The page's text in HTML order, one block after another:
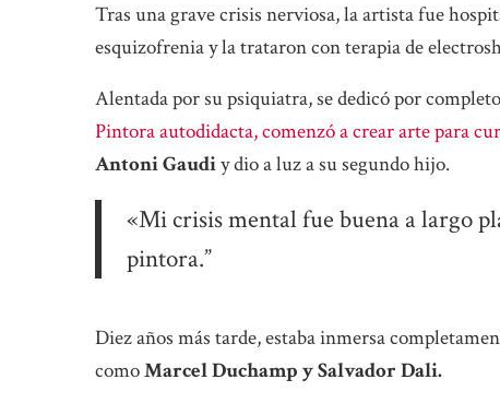
Tras una grave crisis nerviosa, la artista fue
esquizofrenia y la trataron con terapia de
Alentada por su psiquiatra, se dedicó por
Pintora autodidacta, comenzó a crear arte para
Antoni Gaudiy dio a luz a su segundo hijo.
«Mi crisis mental fue buena a largo
pintora.”
Diez años más tarde, estaba inmersa
comoMarcel Duchamp y Salvador Dali.